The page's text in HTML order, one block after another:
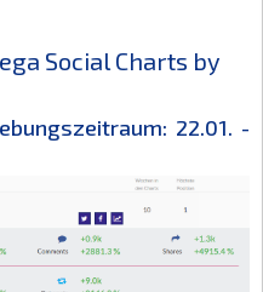
Social Charts by
22.01. -